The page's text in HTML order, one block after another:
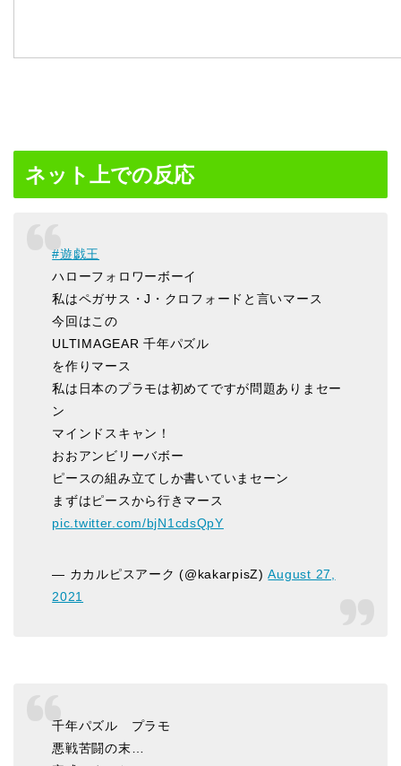
ネット上での反応
#遊戯王
ハローフォロワーボーイ
私はペガサス・J・クロフォードと言いマース
今回はこの
ULTIMAGEAR 千年パズル
を作りマース
私は日本のプラモは初めてですが問題ありまセー
ン
マインドスキャン！
おおアンビリーバボー
ピースの組み立てしか書いていまセーン
まずはピースから行きマース
pic.twitter.com/bjN1cdsQpY
— カカルピスアーク (@kakarpisZ)August 27,
2021
千年パズル プラモ
悪戦苦闘の末…